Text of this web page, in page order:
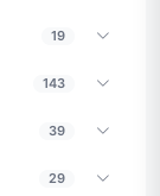
19
143
39
29